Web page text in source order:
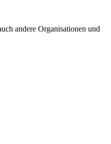
andere Organisationen und